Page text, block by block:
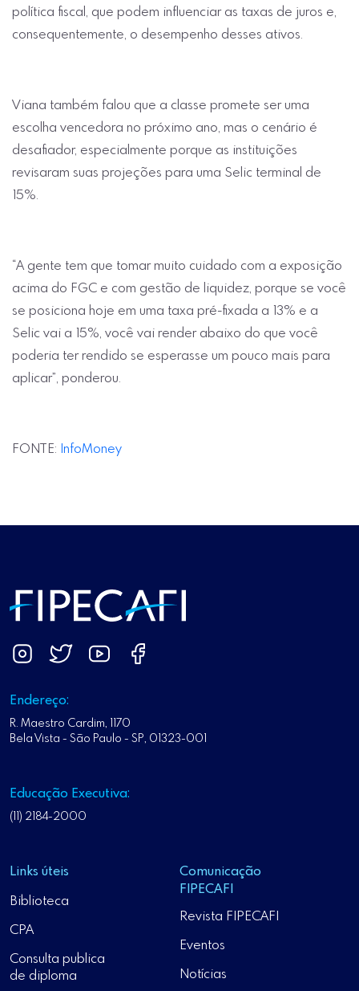
política fiscal, que podem influenciar as taxas de juros e,
consequentemente, o desempenho desses ativos.
Viana também falou que a classe promete ser uma
escolha vencedora no próximo ano, mas o cenário é
desafiador, especialmente porque as instituições
revisaram suas projeções para uma Selic terminal de
15%.
“A gente tem que tomar muito cuidado com a exposição
acima do FGC e com gestão de liquidez, porque se você
se posiciona hoje em uma taxa pré-fixada a 13% e a
Selic vai a 15%, você vai render abaixo do que você
poderia ter rendido se esperasse um pouco mais para
aplicar”, ponderou.
FONTE: InfoMoney
Endereço:
R. Maestro Cardim, 1170
Bela Vista - São Paulo - SP, 01323-001
Educação Executiva:
(11) 2184-2000
Links úteis
Biblioteca
CPA
Consulta publica
de diploma
Comunicação
FIPECAFI
Revista FIPECAFI
Eventos
Notícias